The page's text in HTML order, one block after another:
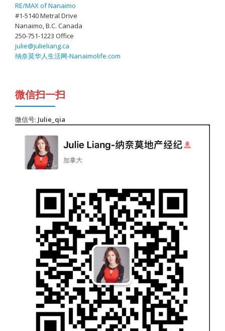
RE/MAX of Nanaimo
#1-5140 Metral Drive
Nanaimo, B.C. Canada
250-751-1223 Office
julie@julieliang.ca
纳奈莫华人生活网-Nanaimolife.com
微信扫一扫
微信号: Julie_qia